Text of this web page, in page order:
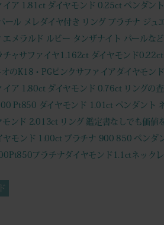
イア 1.81ct ダイヤモンド 0.25ct ペンダン
ール メレダイヤ付き リング プラチナ ジュ
エメラルド ルビー タンザナイト パールな
チャサファイヤ1.162ct ダイヤモンド
オのK18・PGピンクサファイアダイヤモン
イア 1.80ct ダイヤモンド 0.76ct リングの
Pt850 ダイヤモンド 1.01ct ペンダント
モンド 2.013ct リング 鑑定書なしでも価値
ヤモンド 1.00ct プラチナ 900 850 ペンダ
プラチナダイヤモンド1.1ctネック